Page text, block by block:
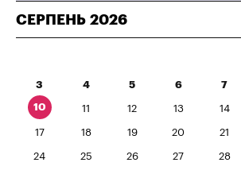
СЕРПЕНЬ 2026
3 4 5 6 7
10 11 12 13 14
17 18 19 20 21
24 25 26 27 28